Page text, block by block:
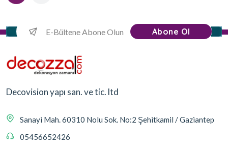
Abone Ol
Decovision yapı san. ve tic. ltd
Sanayi Mah. 60310 Nolu Sok. No:2 Şehitkamil / Gaziantep
05456652426